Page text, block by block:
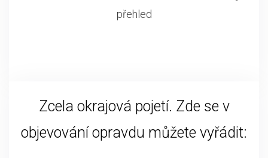
přehled
Zcela okrajová pojetí. Zde se v
objevování opravdu můžete vyřádit: